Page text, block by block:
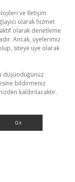
ve İletişim
olarak hizmet
olarak denetleme
Ancak, üyelerimiz
siteye üye olarak
düşündüğünüz
bildirmeniz
kaldırılacaktır.